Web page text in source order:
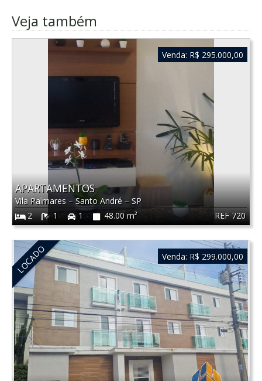
Veja também
REF 720
APARTAMENTOS
Vila Palmares –Santo André – SP
2
1 1 48.00 m²
Venda: R$ 295.000,00
LOCADO Venda: R$ 299.000,00